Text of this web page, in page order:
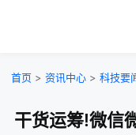
首页 > 资讯中心 > 科技要
干货运筹!微信